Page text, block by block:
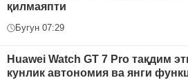
қилмаяпти
Бугун 07:29
Huawei Watch GT 7 Pro тақдим
кунлик автономия ва янги